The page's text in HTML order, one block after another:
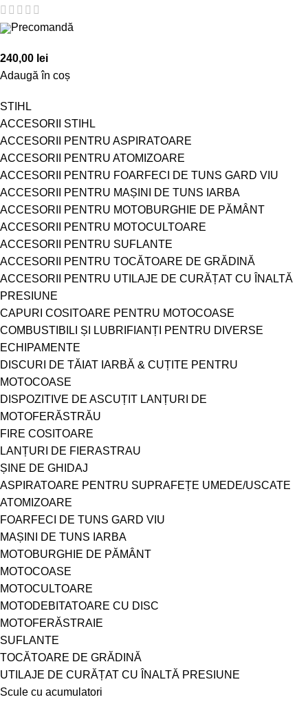
STIHL
ACCESORII STIHL
ACCESORII PENTRU ASPIRATOARE
ACCESORII PENTRU ATOMIZOARE
ACCESORII PENTRU FOARFECI DE TUNS GARD VIU
ACCESORII PENTRU MAȘINI DE TUNS IARBA
ACCESORII PENTRU MOTOBURGHIE DE PĂMÂNT
ACCESORII PENTRU MOTOCULTOARE
ACCESORII PENTRU SUFLANTE
ACCESORII PENTRU TOCĂTOARE DE GRĂDINĂ
ACCESORII PENTRU UTILAJE DE CURĂȚAT CU ÎNALTĂ
PRESIUNE
CAPURI COSITOARE PENTRU MOTOCOASE
COMBUSTIBILI ȘI LUBRIFIANȚI PENTRU DIVERSE
ECHIPAMENTE
DISCURI DE TĂIAT IARBĂ & CUȚITE PENTRU
MOTOCOASE
DISPOZITIVE DE ASCUȚIT LANȚURI DE
MOTOFERĂSTRĂU
FIRE COSITOARE
LANȚURI DE FIERASTRAU
ȘINE DE GHIDAJ
ASPIRATOARE PENTRU SUPRAFEȚE UMEDE/USCATE
ATOMIZOARE
FOARFECI DE TUNS GARD VIU
MAȘINI DE TUNS IARBA
MOTOBURGHIE DE PĂMÂNT
MOTOCOASE
MOTOCULTOARE
MOTODEBITATOARE CU DISC
MOTOFERĂSTRAIE
SUFLANTE
TOCĂTOARE DE GRĂDINĂ
UTILAJE DE CURĂȚAT CU ÎNALTĂ PRESIUNE
Scule cu acumulatori
Precomandă
240,00 lei
Adaugă în coș